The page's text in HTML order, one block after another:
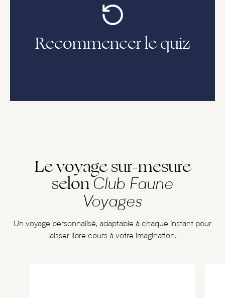
Recommencer le quiz
Le voyage sur-mesure
selonClub Faune
Voyages
Un voyage personnalisé, adaptable à chaque instant pour
laisser libre cours à votre imagination.